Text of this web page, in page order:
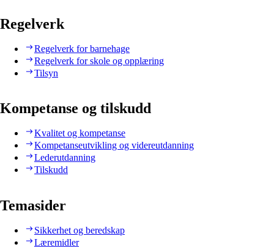
Regelverk
Regelverk for barnehage
Regelverk for skole og opplæring
Tilsyn
Kompetanse og tilskudd
Kvalitet og kompetanse
Kompetanseutvikling og videreutdanning
Lederutdanning
Tilskudd
Temasider
Sikkerhet og beredskap
Læremidler